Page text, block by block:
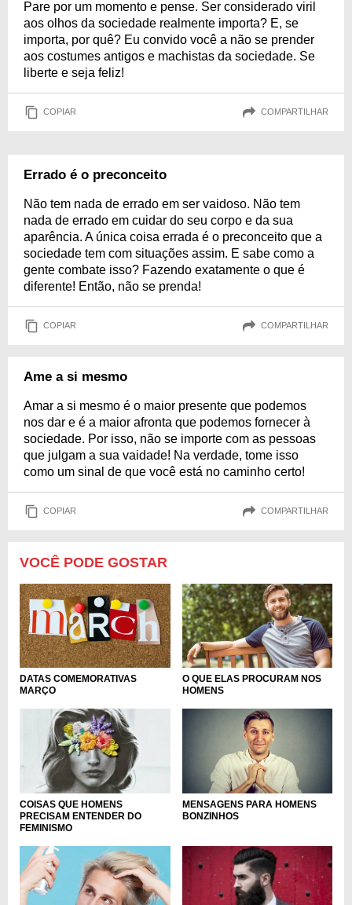
Pare por um momento e pense. Ser considerado viril
aos olhos da sociedade realmente importa? E, se
importa, por quê? Eu convido você a não se prender
aos costumes antigos e machistas da sociedade. Se
liberte e seja feliz!
COPIAR COMPARTILHAR
Errado é o preconceito
Não tem nada de errado em ser vaidoso. Não tem
nada de errado em cuidar do seu corpo e da sua
aparência. A única coisa errada é o preconceito que a
sociedade tem com situações assim. E sabe como a
gente combate isso? Fazendo exatamente o que é
diferente! Então, não se prenda!
COPIAR COMPARTILHAR
Ame a si mesmo
Amar a si mesmo é o maior presente que podemos
nos dar e é a maior afronta que podemos fornecer à
sociedade. Por isso, não se importe com as pessoas
que julgam a sua vaidade! Na verdade, tome isso
como um sinal de que você está no caminho certo!
COPIAR COMPARTILHAR
VOCÊ PODE GOSTAR
DATAS COMEMORATIVAS
MARÇO
O QUE ELAS PROCURAM NOS
HOMENS
COISAS QUE HOMENS
PRECISAM ENTENDER DO
FEMINISMO
MENSAGENS PARA HOMENS
BONZINHOS